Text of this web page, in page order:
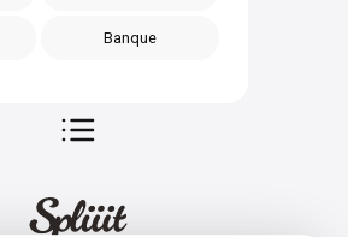
Banque